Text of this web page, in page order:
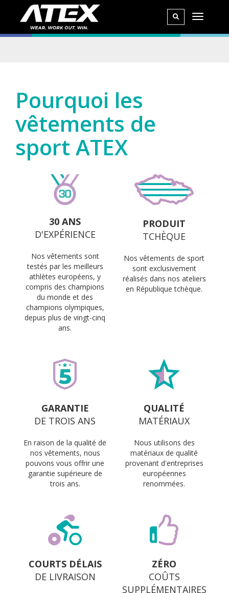
Pourquoi les
vêtements de
sport ATEX
30 ANS
D'EXPÉRIENCE
Nos vêtements sont
testés par les meilleurs
athlètes européens, y
compris des champions
du monde et des
champions olympiques,
depuis plus de vingt-cinq
ans.
PRODUIT
TCHÈQUE
Nos vêtements de sport
sont exclusivement
réalisés dans nos ateliers
en République tchèque.
GARANTIE
DE TROIS ANS
En raison de la qualité de
nos vêtements, nous
pouvons vous offrir une
garantie supérieure de
trois ans.
QUALITÉ
MATÉRIAUX
Nous utilisons des
matériaux de qualité
provenant d'entreprises
européennes
renommées.
COURTS DÉLAIS
DE LIVRAISON
ZÉRO
COÛTS
SUPPLÉMENTAIRES